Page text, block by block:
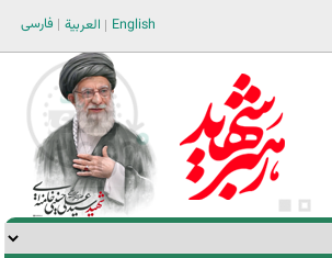
فارسی العربية English